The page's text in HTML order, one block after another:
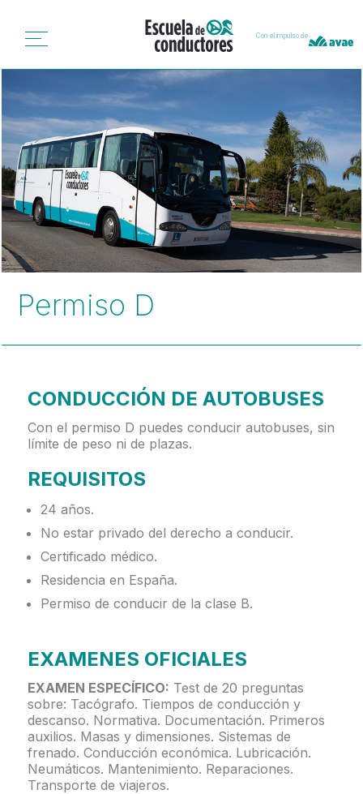
Con el impulso de
Permiso D
CONDUCCIÓN DE AUTOBUSES
Con el permiso D puedes conducir autobuses, sin
límite de peso ni de plazas.
REQUISITOS
24 años.
No estar privado del derecho a conducir.
Certificado médico.
Residencia en España.
Permiso de conducir de la clase B.
EXAMENES OFICIALES
EXAMEN ESPECÍFICO: Test de 20 preguntas
sobre: Tacógrafo. Tiempos de conducción y
descanso. Normativa. Documentación. Primeros
auxilios. Masas y dimensiones. Sistemas de
frenado. Conducción económica. Lubricación.
Neumáticos. Mantenimiento. Reparaciones.
Transporte de viajeros.